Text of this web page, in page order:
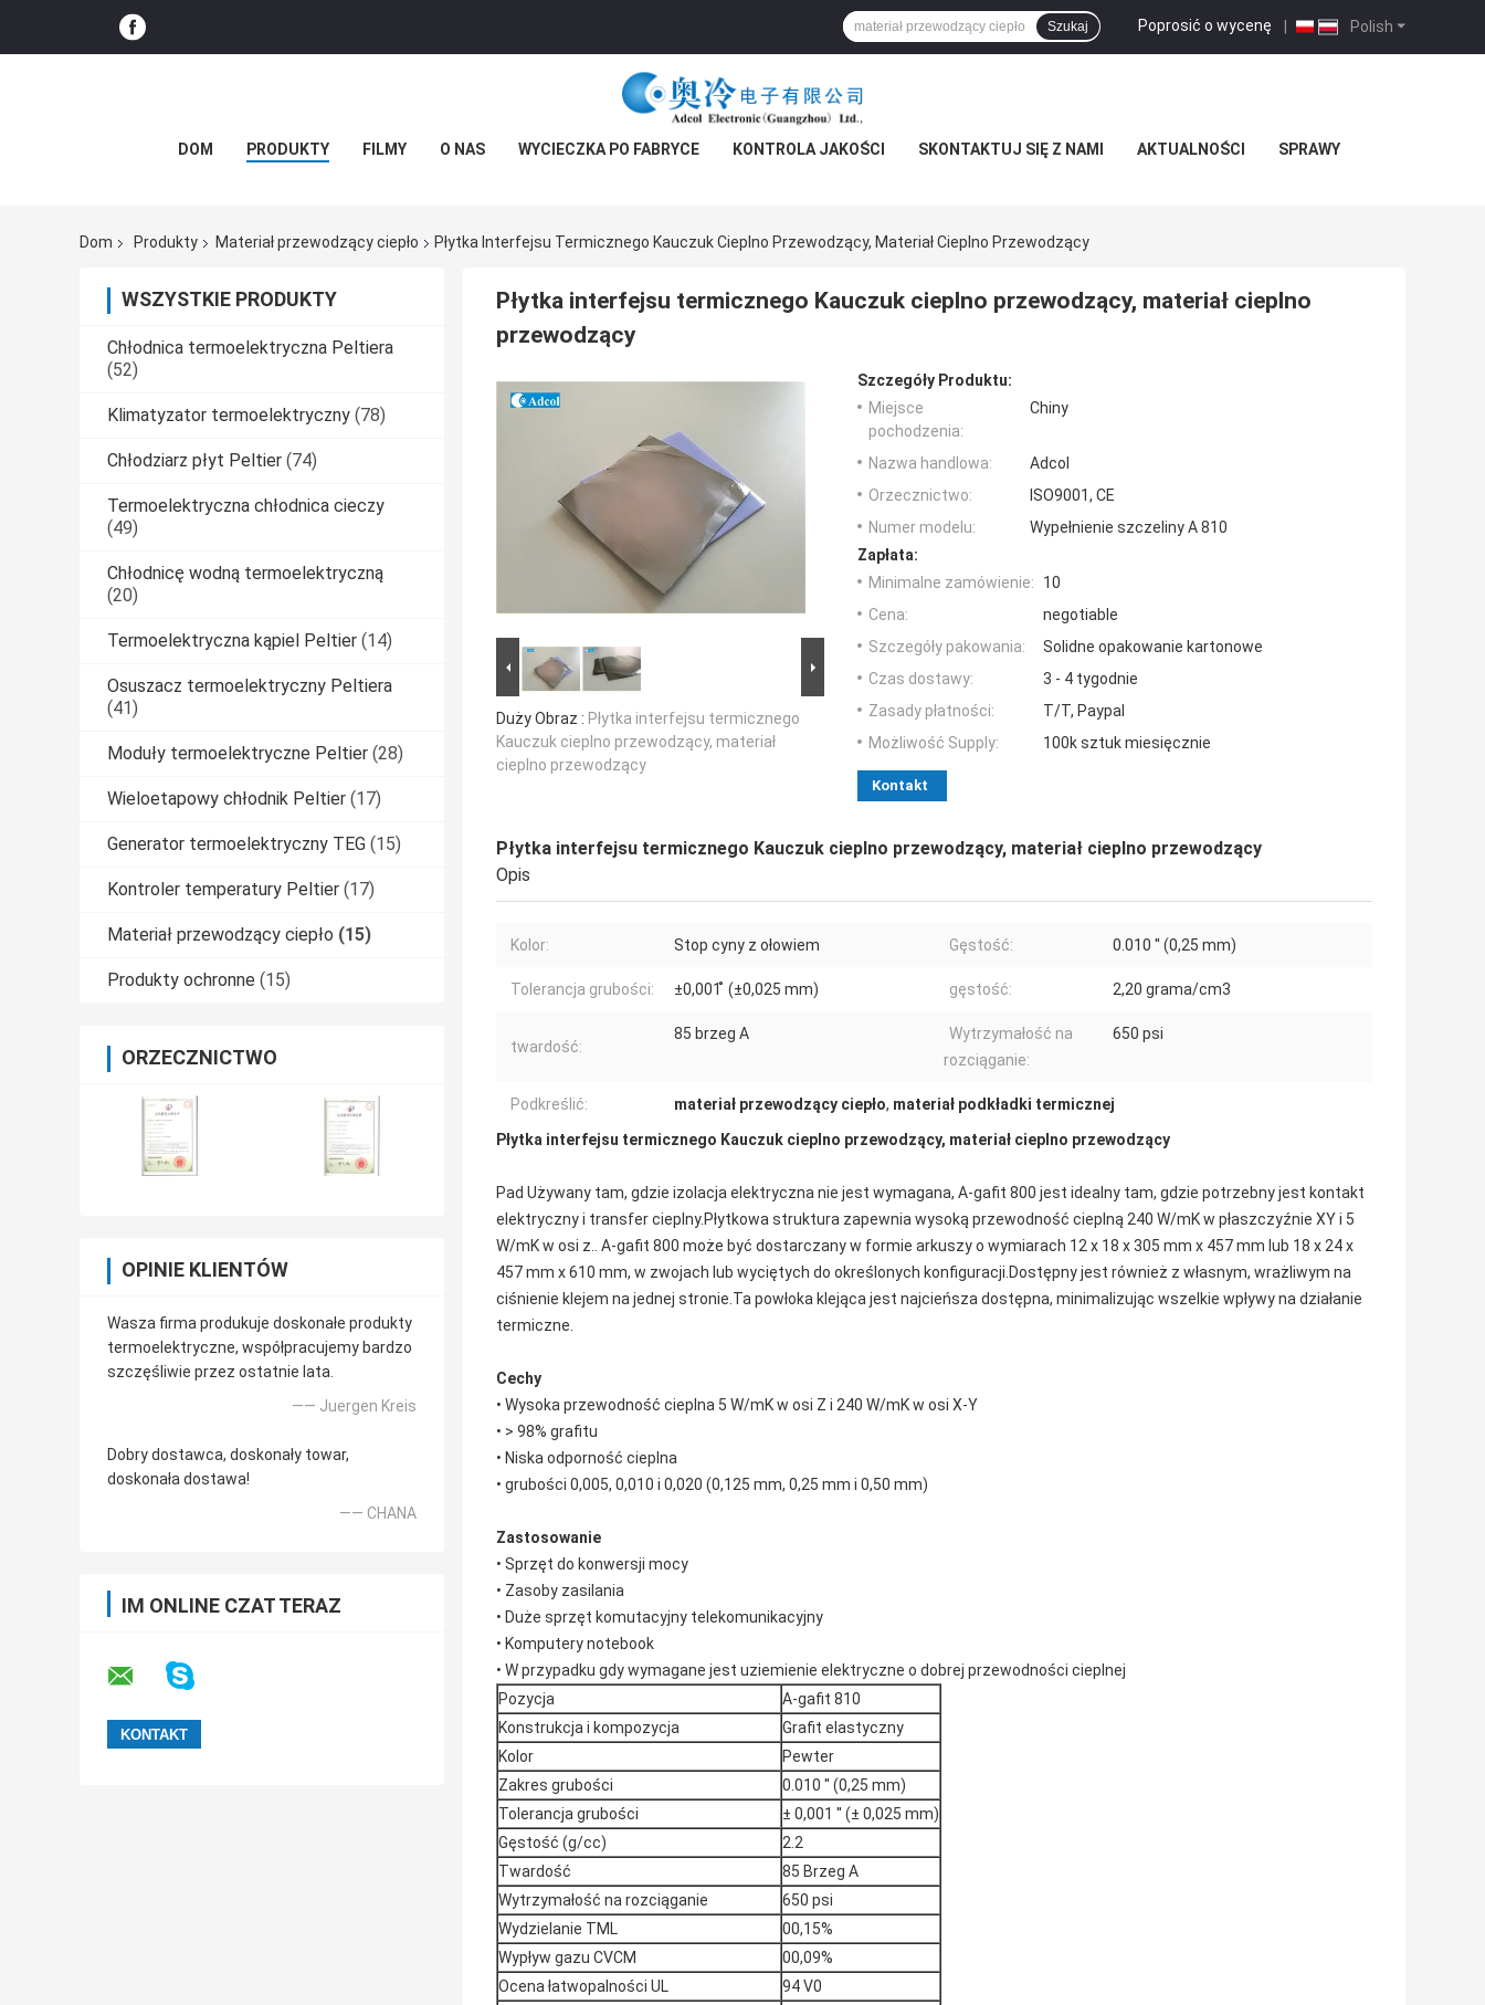
Polish
Poprosić o wycenę |
Szukaj
DOM PRODUKTY FILMY O NAS WYCIECZKA PO FABRYCE KONTROLA JAKOŚCI SKONTAKTUJ SIĘ Z NAMI AKTUALNOŚCI SPRAWY
Dom Produkty Materiał przewodzący ciepło Płytka Interfejsu Termicznego Kauczuk Cieplno Przewodzący, Materiał Cieplno Przewodzący
WSZYSTKIE PRODUKTY
Chłodnica termoelektryczna Peltiera
(52)
Klimatyzator termoelektryczny (78)
Chłodziarz płyt Peltier (74)
Termoelektryczna chłodnica cieczy
(49)
Chłodnicę wodną termoelektryczną
(20)
Termoelektryczna kąpiel Peltier (14)
Osuszacz termoelektryczny Peltiera
(41)
Moduły termoelektryczne Peltier (28)
Wieloetapowy chłodnik Peltier (17)
Generator termoelektryczny TEG (15)
Kontroler temperatury Peltier (17)
Materiał przewodzący ciepło (15)
Produkty ochronne (15)
ORZECZNICTWO
OPINIE KLIENTÓW
Wasza firma produkuje doskonałe produkty
termoelektryczne, współpracujemy bardzo
szczęśliwie przez ostatnie lata.
—— Juergen Kreis
Dobry dostawca, doskonały towar,
doskonała dostawa!
—— CHANA
IM ONLINE CZAT TERAZ
Płytka interfejsu termicznego Kauczuk cieplno przewodzący, materiał cieplno
przewodzący
Duży Obraz : Płytka interfejsu termicznego
Kauczuk cieplno przewodzący, materiał
cieplno przewodzący
Szczegóły Produktu:
Miejsce
pochodzenia:
Chiny
Nazwa handlowa:
Adcol
Orzecznictwo:
ISO9001, CE
Numer modelu:
Wypełnienie szczeliny A 810
Zapłata:
Minimalne zamówienie:
10
Cena:
negotiable
Szczegóły pakowania:
Solidne opakowanie kartonowe
Czas dostawy:
3 - 4 tygodnie
Zasady płatności:
T/T, Paypal
Możliwość Supply:
100k sztuk miesięcznie
Kontakt
Płytka interfejsu termicznego Kauczuk cieplno przewodzący, materiał cieplno przewodzący
Opis
Kolor: Stop cyny z ołowiem Gęstość: 0.010 ′′ (0,25 mm)
Tolerancja grubości: ±0,001 ̊ (±0,025 mm) gęstość: 2,20 grama/cm3
twardość:
85 brzeg A
Wytrzymałość na
rozciąganie:
650 psi
Podkreślić: materiał przewodzący ciepło, materiał podkładki termicznej
Płytka interfejsu termicznego Kauczuk cieplno przewodzący, materiał cieplno przewodzący
Pad Używany tam, gdzie izolacja elektryczna nie jest wymagana, A-gafit 800 jest idealny tam, gdzie potrzebny jest kontakt
elektryczny i transfer cieplny.Płytkowa struktura zapewnia wysoką przewodność cieplną 240 W/mK w płaszczyźnie XY i 5
W/mK w osi z.. A-gafit 800 może być dostarczany w formie arkuszy o wymiarach 12 x 18 x 305 mm x 457 mm lub 18 x 24 x
457 mm x 610 mm, w zwojach lub wyciętych do określonych konfiguracji.Dostępny jest również z własnym, wrażliwym na
ciśnienie klejem na jednej stronie.Ta powłoka klejąca jest najcieńsza dostępna, minimalizując wszelkie wpływy na działanie
termiczne.
Cechy
• Wysoka przewodność cieplna 5 W/mK w osi Z i 240 W/mK w osi X-Y
• > 98% grafitu
• Niska odporność cieplna
• grubości 0,005, 0,010 i 0,020 (0,125 mm, 0,25 mm i 0,50 mm)
Zastosowanie
• Sprzęt do konwersji mocy
• Zasoby zasilania
• Duże sprzęt komutacyjny telekomunikacyjny
• Komputery notebook
• W przypadku gdy wymagane jest uziemienie elektryczne o dobrej przewodności cieplnej
Pozycja
A-gafit 810
Konstrukcja i kompozycja
Grafit elastyczny
Kolor
Pewter
Zakres grubości
0.010 ′′ (0,25 mm)
Tolerancja grubości
± 0,001 ′′ (± 0,025 mm)
Gęstość (g/cc)
2.2
Twardość
85 Brzeg A
Wytrzymałość na rozciąganie
650 psi
Wydzielanie TML
00,15%
Wypływ gazu CVCM
00,09%
Ocena łatwopalności UL
94 V0